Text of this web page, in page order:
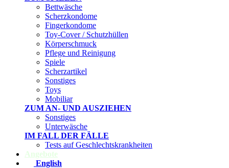
Bettwäsche
Scherzkondome
Fingerkondome
Toy-Cover / Schutzhüllen
Körperschmuck
Pflege und Reinigung
Spiele
Scherzartikel
Sonstiges
Toys
Mobiliar
ZUM AN- UND AUSZIEHEN
Sonstiges
Unterwäsche
IM FALL DER FÄLLE
Tests auf Geschlechtskrankheiten
Angebote
English